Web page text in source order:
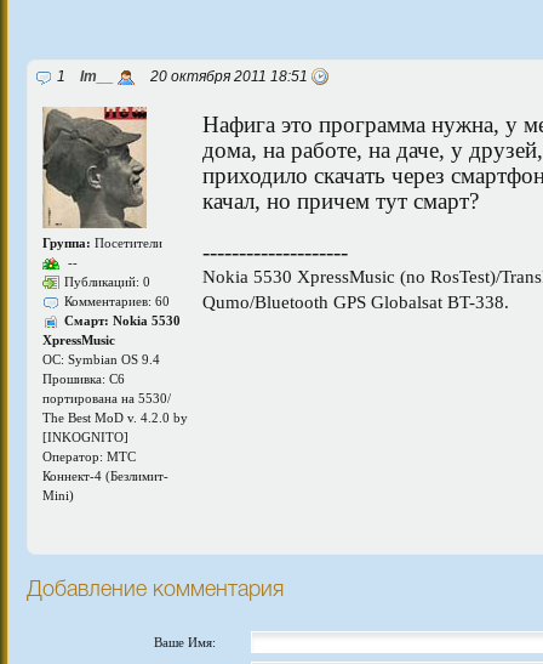
1 Im__ 20 октября 2011 18:51
Группа: Посетители
--
Публикаций: 0
Комментариев: 60
Смарт: Nokia 5530
XpressMusic
ОС: Symbian OS 9.4
Прошивка: C6
портирована на 5530/
The Best MoD v. 4.2.0 by
[INKOGNITO]
Оператор: МТС
Коннект-4 (Безлимит-
Mini)
Нафига это программа нужна, у
дома, на работе, на даче, у
приходило скачать через
качал, но причем тут смарт?
--------------------
Nokia 5530 XpressMusic (no RosTest)/
Qumo/Bluetooth GPS Globalsat BT-338.
Добавление комментария
Ваше Имя: